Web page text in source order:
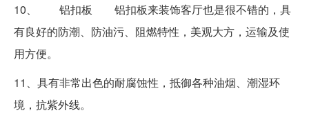
10、 铝扣板 铝扣板来装饰客厅也是很不错的，具
有良好的防潮、防油污、阻燃特性，美观大方，运输及使
用方便。
11、具有非常出色的耐腐蚀性，抵御各种油烟、潮湿环
境，抗紫外线。